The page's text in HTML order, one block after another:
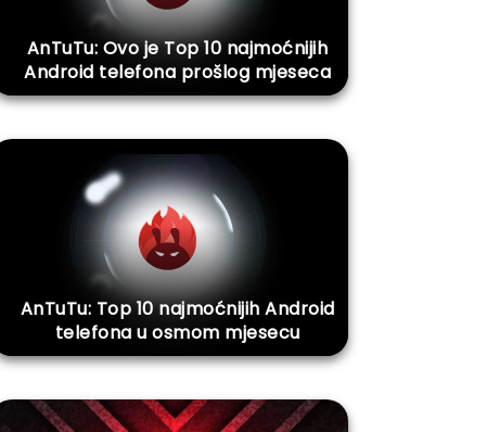
AnTuTu: Ovo je Top 10 najmoćnijih
Android telefona prošlog mjeseca
AnTuTu: Top 10 najmoćnijih Android
telefona u osmom mjesecu